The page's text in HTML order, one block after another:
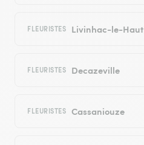
FLEURISTES Livinhac-le-Haut
FLEURISTES Decazeville
FLEURISTES Cassaniouze